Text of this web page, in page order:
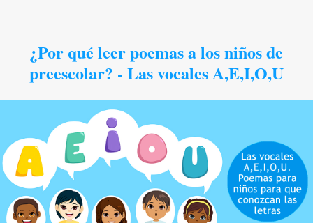
¿Por qué leer poemas a los niños de
preescolar? - Las vocales A,E,I,O,U